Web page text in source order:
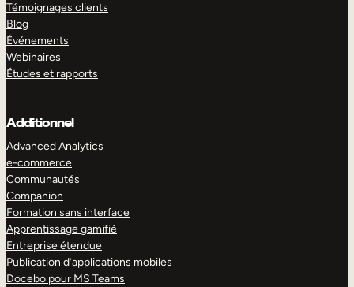
Témoignages clients
Blog
Événements
Webinaires
Études et rapports
Additionnel
Advanced Analytics
e-commerce
Communautés
Companion
Formation sans interface
Apprentissage gamifié
Entreprise étendue
Publication d’applications mobiles
Docebo pour MS Teams